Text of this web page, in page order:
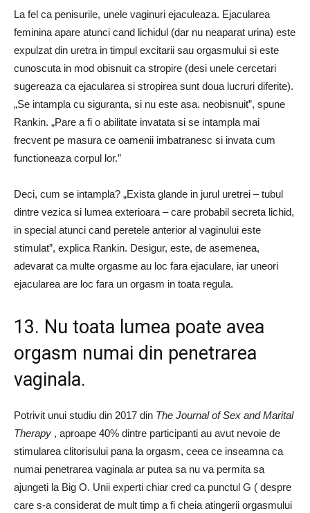
La fel ca penisurile, unele vaginuri ejaculeaza. Ejacularea
feminina apare atunci cand lichidul (dar nu neaparat urina) este
expulzat din uretra in timpul excitarii sau orgasmului si este
cunoscuta in mod obisnuit ca stropire (desi unele cercetari
sugereaza ca ejacularea si stropirea sunt doua lucruri diferite).
„Se intampla cu siguranta, si nu este asa. neobisnuit”, spune
Rankin. „Pare a fi o abilitate invatata si se intampla mai
frecvent pe masura ce oamenii imbatranesc si invata cum
functioneaza corpul lor.”
Deci, cum se intampla? „Exista glande in jurul uretrei – tubul
dintre vezica si lumea exterioara – care probabil secreta lichid,
in special atunci cand peretele anterior al vaginului este
stimulat”, explica Rankin. Desigur, este, de asemenea,
adevarat ca multe orgasme au loc fara ejaculare, iar uneori
ejacularea are loc fara un orgasm in toata regula.
13. Nu toata lumea poate avea
orgasm numai din penetrarea
vaginala.
Potrivit unui studiu din 2017 din The Journal of Sex and Marital
Therapy , aproape 40% dintre participanti au avut nevoie de
stimularea clitorisului pana la orgasm, ceea ce inseamna ca
numai penetrarea vaginala ar putea sa nu va permita sa
ajungeti la Big O. Unii experti chiar cred ca punctul G ( despre
care s-a considerat de mult timp a fi cheia atingerii orgasmului